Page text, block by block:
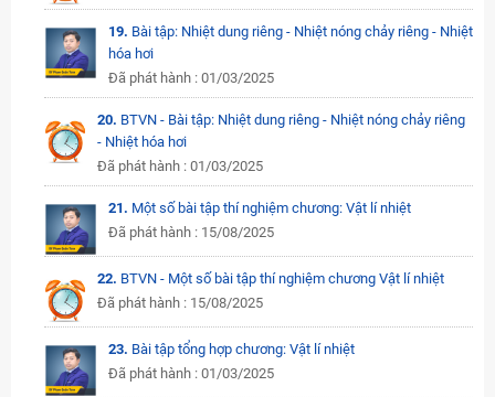
19. Bài tập: Nhiệt dung riêng - Nhiệt nóng chảy riêng - Nhiệt
hóa hơi
Đã phát hành : 01/03/2025
20. BTVN - Bài tập: Nhiệt dung riêng - Nhiệt nóng chảy riêng
- Nhiệt hóa hơi
Đã phát hành : 01/03/2025
21. Một số bài tập thí nghiệm chương: Vật lí nhiệt
Đã phát hành : 15/08/2025
22. BTVN - Một số bài tập thí nghiệm chương Vật lí nhiệt
Đã phát hành : 15/08/2025
23. Bài tập tổng hợp chương: Vật lí nhiệt
Đã phát hành : 01/03/2025